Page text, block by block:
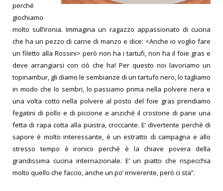
perché
giochiamo
molto sull’ironia. Immagina un ragazzo appassionato di cucina
che ha un pezzo di carne di manzo e dice: <Anche io voglio fare
un filetto alla Rossini> però non ha i tartufi, non ha il foie gras e
deve arrangiarsi con ciò che ha! Per questo noi lavoriamo un
topinambur, gli diamo le sembianze di un tartufo nero, lo tagliamo
in modo che lo sembri, lo passiamo prima nella polvere nera e
una volta cotto nella polvere al posto del foie gras prendiamo
fegatini di pollo e di piccione e anziché il crostone di pane una
fetta di rapa cotta alla piastra, croccante. E’ divertente perché di
sapore è molto interessante, è un estratto di campagna e allo
stresso tempo è ironico perché è la chiave povera della
grandissima cucina internazionale. E’ un piatto che rispecchia
molto quello che faccio, anche un po’ irriverente, però ci sta”.